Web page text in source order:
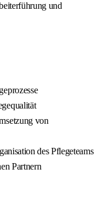
und
von
des Pflegeteams
Partnern